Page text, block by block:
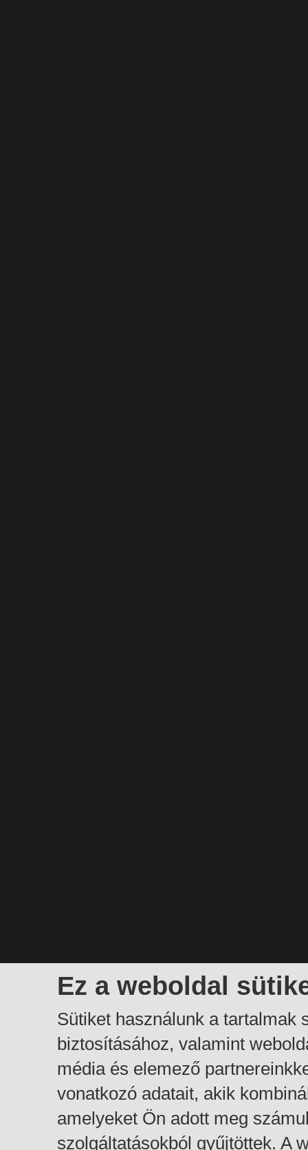
Ez a weboldal
Sütiket használunk a tartalmak
biztosításához, valamint
média és elemező
vonatkozó adatait, akik
amelyeket Ön adott meg
szolgáltatásokból gyűjtöttek. A